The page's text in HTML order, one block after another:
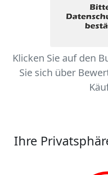
Klicken Sie auf den
Sie sich über
Ihre